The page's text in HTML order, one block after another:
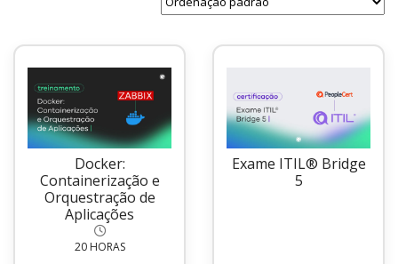
Docker:
Containerização e
Orquestração de
Aplicações
20 HORAS
Exame ITIL® Bridge
5